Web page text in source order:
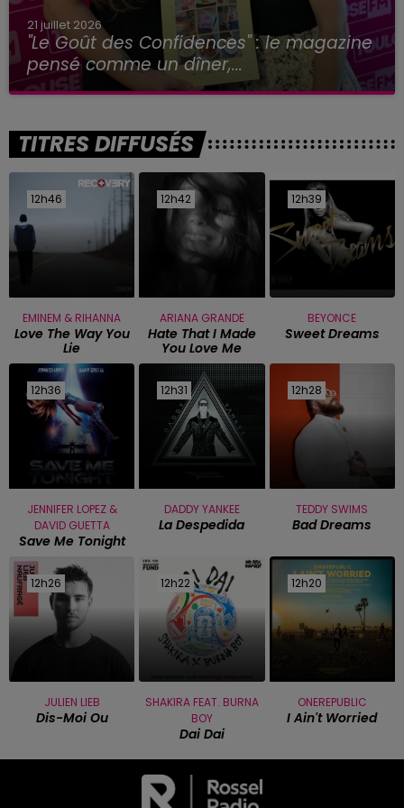
21 juillet 2026
"Le Goût des Confidences" : le magazine
pensé comme un dîner,...
TITRES DIFFUSÉS
12h46
12h46
EMINEM & RIHANNA
Love The Way You
Lie
12h42
12h42
ARIANA GRANDE
Hate That I Made
You Love Me
12h39
12h39
BEYONCE
Sweet Dreams
12h36
12h36
JENNIFER LOPEZ &
DAVID GUETTA
Save Me Tonight
12h31
12h31
DADDY YANKEE
La Despedida
12h28
12h28
TEDDY SWIMS
Bad Dreams
12h26
12h26
JULIEN LIEB
Dis-Moi Ou
12h22
12h22
SHAKIRA FEAT. BURNA
BOY
Dai Dai
12h20
12h20
ONEREPUBLIC
I Ain't Worried